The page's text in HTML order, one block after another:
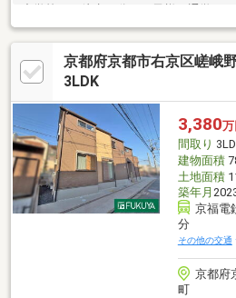
のお買い物施設≫●ファミリーマート御
サンディ京都山ノ内店・・・389ｍ●ド
店・・・469ｍ●セブンイレブン京都葛
スーパーマツモト西小路御池店・・・
京都府京都市右京区嵯峨
3LDK
3,380万
間取り
建物面積
土地面積
築年月
京福電
分
その他の交通
京都府
町